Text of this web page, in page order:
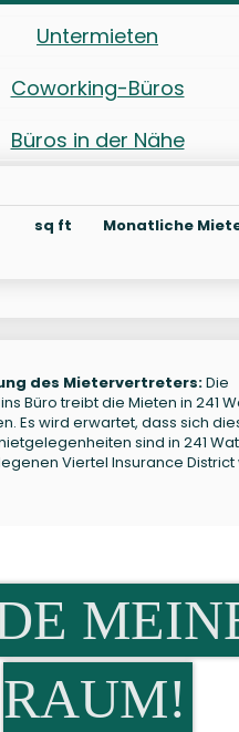
Untermieten
Coworking-Büros
Büros in der Nähe
sq ft Monatliche
des Mietervertreters:Die
Büro treibt die Mieten in 241
Es wird erwartet, dass sich
sind in 241
Viertel Insurance District
RAUM!